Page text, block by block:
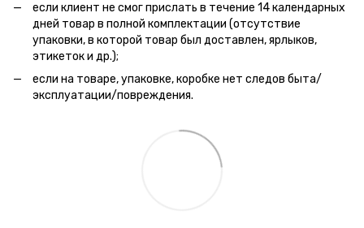
если клиент не смог прислать в течение 14 календарных
дней товар в полной комплектации (отсутствие
упаковки, в которой товар был доставлен, ярлыков,
этикеток и др.);
если на товаре, упаковке, коробке нет следов быта/
эксплуатации/повреждения.